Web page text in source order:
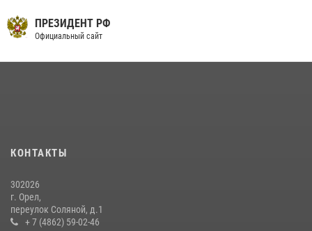
Сотрудники Росгвардии пресекли дебош в орловском кафе
30 июля 2026, 14:27
15 июля 2026, 14:49
ПРЕЗИДЕНТ РФ
Официальный сайт
КОНТАКТЫ
302026
г. Орел,
переулок Соляной, д.1
+ 7 (4862) 59-02-46